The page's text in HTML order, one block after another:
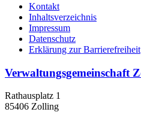
Kontakt
Inhaltsverzeichnis
Impressum
Datenschutz
Erklärung zur Barrierefreiheit
Verwaltungsgemeinschaft
Rathausplatz 1
85406 Zolling